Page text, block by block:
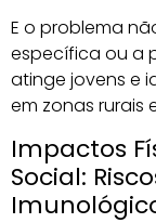
E o problema
específica ou a
atinge jovens e
em zonas rurais
Impactos
Social: